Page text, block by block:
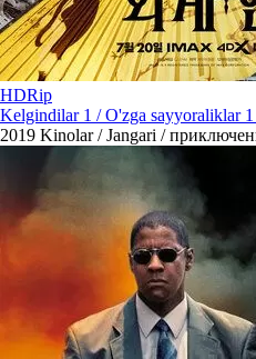
HDRip
Kelgindilar 1 / O'zga sayyoraliklar
2019 Kinolar / Jangari /